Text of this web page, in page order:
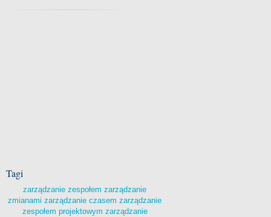
Tagi
zarządzanie zespołem zarządzanie
zmianami zarządzanie czasem zarządzanie
zespołem projektowym zarządzanie